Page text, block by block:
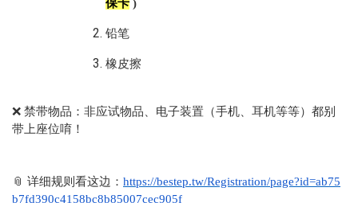
保卡 )
铅笔
橡皮擦
❌ 禁带物品：非应试物品、电子装置（手机、耳机等等）都别
带上座位唷！
📎 详细规则看这边： https://bestep.tw/Registration/page?id=ab75
b7fd390c4158bc8b85007cec905f